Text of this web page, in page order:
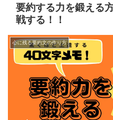
要約する力を鍛える
戦する！！
心に残る要約文の作り方